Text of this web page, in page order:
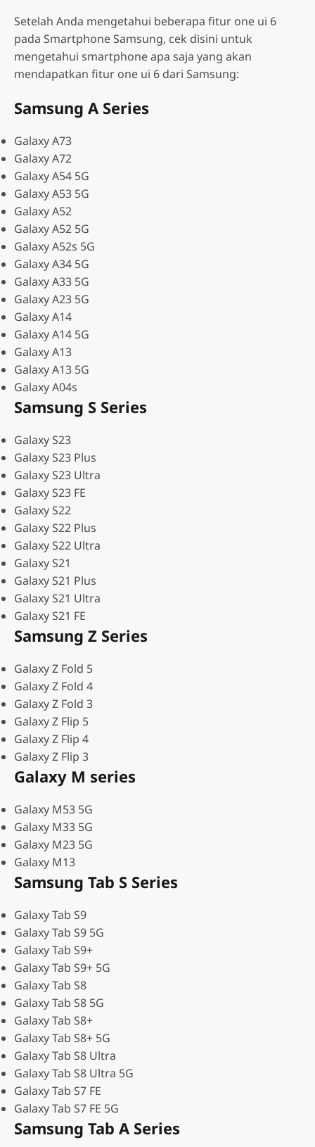
Setelah Anda mengetahui beberapa fitur one ui 6
pada Smartphone Samsung, cek disini untuk
mengetahui smartphone apa saja yang akan
mendapatkan fitur one ui 6 dari Samsung:
Samsung A Series
Galaxy A73
Galaxy A72
Galaxy A54 5G
Galaxy A53 5G
Galaxy A52
Galaxy A52 5G
Galaxy A52s 5G
Galaxy A34 5G
Galaxy A33 5G
Galaxy A23 5G
Galaxy A14
Galaxy A14 5G
Galaxy A13
Galaxy A13 5G
Galaxy A04s
Samsung S Series
Galaxy S23
Galaxy S23 Plus
Galaxy S23 Ultra
Galaxy S23 FE
Galaxy S22
Galaxy S22 Plus
Galaxy S22 Ultra
Galaxy S21
Galaxy S21 Plus
Galaxy S21 Ultra
Galaxy S21 FE
Samsung Z Series
Galaxy Z Fold 5
Galaxy Z Fold 4
Galaxy Z Fold 3
Galaxy Z Flip 5
Galaxy Z Flip 4
Galaxy Z Flip 3
Galaxy M series
Galaxy M53 5G
Galaxy M33 5G
Galaxy M23 5G
Galaxy M13
Samsung Tab S Series
Galaxy Tab S9
Galaxy Tab S9 5G
Galaxy Tab S9+
Galaxy Tab S9+ 5G
Galaxy Tab S8
Galaxy Tab S8 5G
Galaxy Tab S8+
Galaxy Tab S8+ 5G
Galaxy Tab S8 Ultra
Galaxy Tab S8 Ultra 5G
Galaxy Tab S7 FE
Galaxy Tab S7 FE 5G
Samsung Tab A Series